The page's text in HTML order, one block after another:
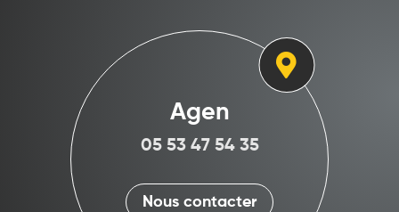

Agen
05 53 47 54 35
Nous contacter
Toulouse
05 53 47 54 35